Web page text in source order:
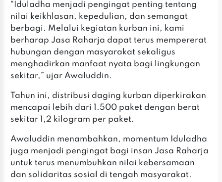
‎‎“Iduladha menjadi pengingat penting tentang
nilai keikhlasan, kepedulian, dan semangat
berbagi. Melalui kegiatan kurban ini, kami
berharap Jasa Raharja dapat terus mempererat
hubungan dengan masyarakat sekaligus
menghadirkan manfaat nyata bagi lingkungan
sekitar,” ujar Awaluddin.
‎Tahun ini, distribusi daging kurban diperkirakan
mencapai lebih dari 1.500 paket dengan berat
sekitar 1,2 kilogram per paket.
‎‎Awaluddin menambahkan, momentum Iduladha
juga menjadi pengingat bagi insan Jasa Raharja
untuk terus menumbuhkan nilai kebersamaan
dan solidaritas sosial di tengah masyarakat.